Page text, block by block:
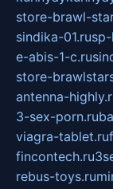
store-brawl-
sindika-01.ru
e-abis-1-c.ru
store-
antenna-
3-sex-porn.ru
viagra-tablet.ru
fincontech.ru
rebus-toys.ru